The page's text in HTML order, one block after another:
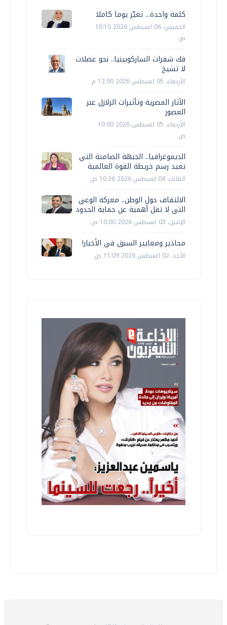
كلمة واحدة... تغيّر يوما كاملا
الخميس، 06 اغسطس 2026 10:10
ص
فك شفرات الساركوبينيا.. نحو عضلات
لا تشيخ
الأربعاء، 05 اغسطس 2026 12:00 م
الآثار المصرية وتأثيرات الزلازل عبر
العصور
الأربعاء، 05 اغسطس 2026 10:00
ص
الديموغرافيا.. الجبهة الصامتة التي
تعيد رسم خريطة القوة العالمية
الثلاثاء، 04 اغسطس 2026 10:36 ص
الالتفاف حول الوطن.. معركة الوعي
التي لا تقل أهمية عن حماية الحدود
الإثنين، 03 اغسطس 2026 10:00 ص
محاذير ومعايير السبق في الأخبار!
الأحد، 02 اغسطس 2026 11:09 ص